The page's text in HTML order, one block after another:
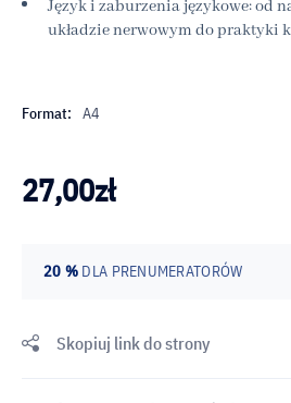
Język i zaburzenia językowe: od
układzie nerwowym do praktyki
Format: A4
27,00zł
20 % DLA PRENUMERATORÓW
Skopiuj link do strony